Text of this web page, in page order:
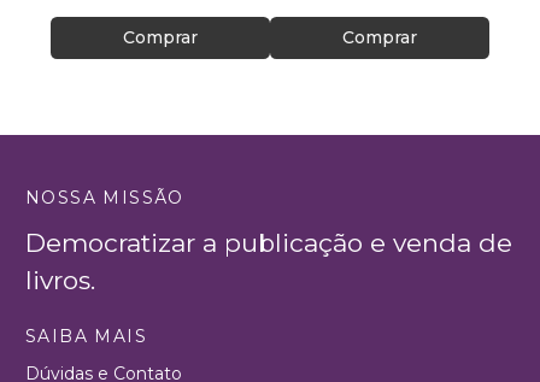
Comprar Comprar
NOSSA MISSÃO
Democratizar a publicação e venda de
livros.
SAIBA MAIS
Dúvidas e Contato